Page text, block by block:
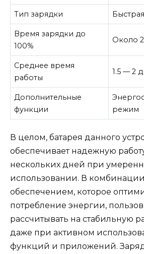
Тип зарядки
Время зарядки до
100%
Около
Среднее время
работы
1.5 — 2
Дополнительные
функции
режим
В целом, батарея данного
обеспечивает надежную
нескольких дней при
использовании. В
обеспечением, которое
потребление энергии,
рассчитывать на стабильную
даже при активном
функций и приложений.